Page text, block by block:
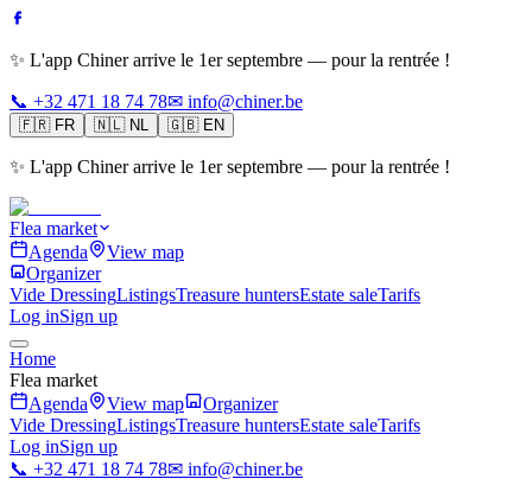
✨ L'app Chiner arrive le 1er septembre — pour la rentrée !
📞 +32 471 18 74 78✉ info@chiner.be
🇫🇷 FR 🇳🇱 NL 🇬🇧 EN
✨ L'app Chiner arrive le 1er septembre — pour la rentrée !
Flea market
Agenda
View map
Organizer
Vide DressingListingsTreasure huntersEstate saleTarifs
Log inSign up
Home
Flea market
Agenda
View map
Organizer
Vide DressingListingsTreasure huntersEstate saleTarifs
Log inSign up
📞 +32 471 18 74 78✉ info@chiner.be